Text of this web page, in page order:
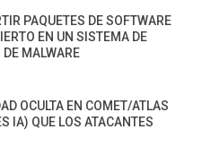
PAQUETES DE SOFTWARE
EN UN SISTEMA DE
MALWARE
OCULTA EN COMET/ATLAS
IA) QUE LOS ATACANTES